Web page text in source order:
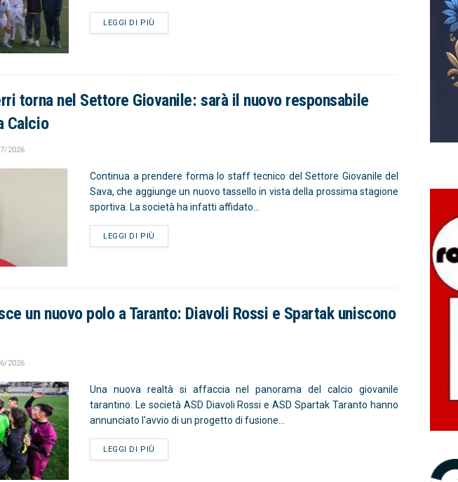
LEGGI DI PIÙ
torna nel Settore Giovanile: sarà il nuovo responsabile
Calcio
2026
Continua a prendere forma lo staff tecnico del Settore Giovanile del
Sava, che aggiunge un nuovo tassello in vista della prossima stagione
sportiva. La società ha infatti affidato...
LEGGI DI PIÙ
un nuovo polo a Taranto: Diavoli Rossi e Spartak uniscono
2026
Una nuova realtà si affaccia nel panorama del calcio giovanile
tarantino. Le società ASD Diavoli Rossi e ASD Spartak Taranto hanno
annunciato l'avvio di un progetto di fusione...
LEGGI DI PIÙ